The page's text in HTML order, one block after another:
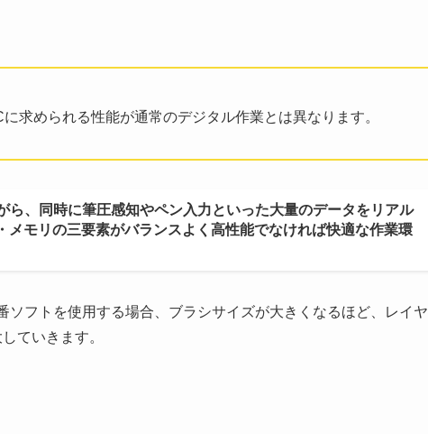
求められる性能が通常のデジタル作業とは異なります。
、同時に筆圧感知やペン入力といった大量のデータをリアル
モリの三要素がバランスよく高性能でなければ快適な作業環
フトを使用する場合、ブラシサイズが大きくなるほど、レイヤ
ていきます。